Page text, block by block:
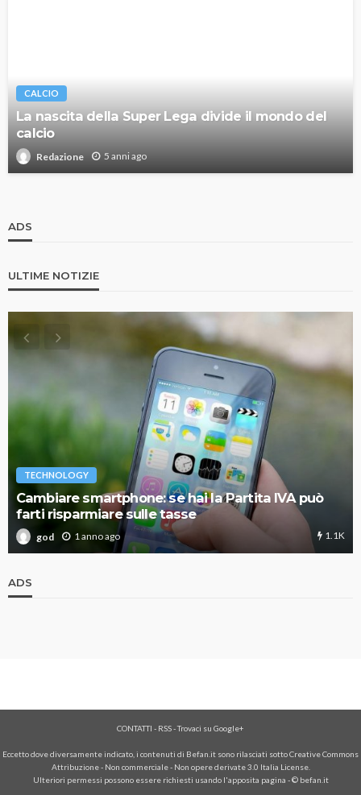
CALCIO
La nascita della Super Lega divide il mondo del
calcio
Redazione 5 anni ago
ADS
ULTIME NOTIZIE
TECHNOLOGY
Cambiare smartphone: se hai la Partita IVA può
farti risparmiare sulle tasse
god 1 anno ago 1.1K
ADS
CONTATTI - RSS-Trovaci su Google+
Eccetto dove diversamente indicato, i contenuti di Befan.it sono rilasciati sotto Creative Commons
Attribuzione - Non commerciale - Non opere derivate 3.0 Italia License.
Ulteriori permessi possono essere richiesti usando l'apposita pagina - © befan.it